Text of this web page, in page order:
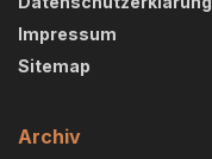
Impressum
Sitemap
Archiv